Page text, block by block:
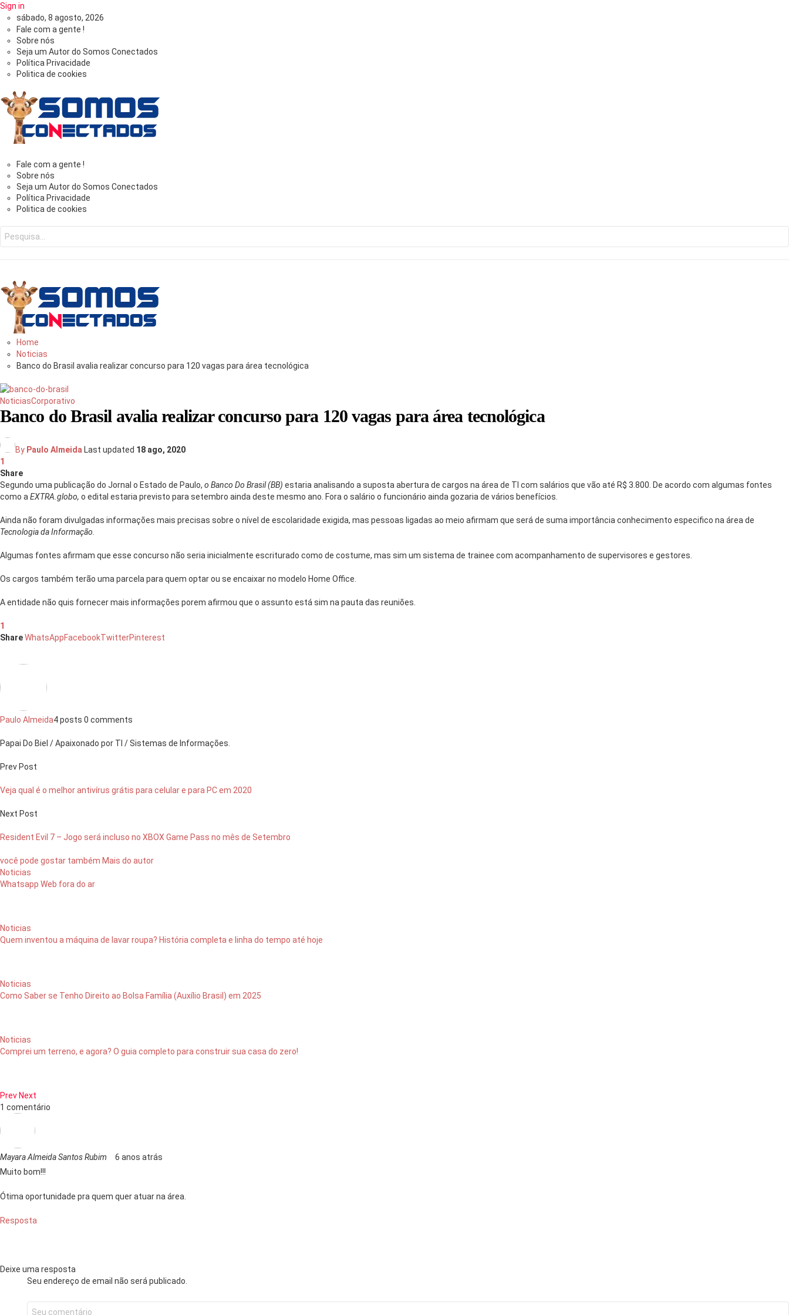
Sign in
sábado, 8 agosto, 2026
Fale com a gente !
Sobre nós
Seja um Autor do Somos Conectados
Política Privacidade
Politica de cookies
Somos
Conectados
-
bem
informado
Fale com a gente !
Sobre nós
Seja um Autor do Somos Conectados
Política Privacidade
Politica de cookies
Home
Noticias
Banco do Brasil avalia realizar concurso para 120 vagas para área tecnológica
NoticiasCorporativo
Banco do Brasil avalia realizar concurso para 120 vagas para área tecnológica
By Paulo Almeida Last updated 18 ago, 2020
1
Share
Segundo uma publicação do Jornal o Estado de Paulo, o Banco Do Brasil (BB) estaria analisando a suposta abertura de cargos na área de TI com salários que vão até R$ 3.800. De acordo com algumas fontes
como a EXTRA.globo, o edital estaria previsto para setembro ainda deste mesmo ano. Fora o salário o funcionário ainda gozaria de vários benefícios.
Ainda não foram divulgadas informações mais precisas sobre o nível de escolaridade exigida, mas pessoas ligadas ao meio afirmam que será de suma importância conhecimento especifico na área de
Tecnologia da Informação.
Algumas fontes afirmam que esse concurso não seria inicialmente escriturado como de costume, mas sim um sistema de trainee com acompanhamento de supervisores e gestores.
Os cargos também terão uma parcela para quem optar ou se encaixar no modelo Home Office.
A entidade não quis fornecer mais informações porem afirmou que o assunto está sim na pauta das reuniões.
1
ShareWhatsAppFacebookTwitterPinterest
Paulo Almeida4 posts 0 comments
Papai Do Biel / Apaixonado por TI / Sistemas de Informações.
Prev Post
Veja qual é o melhor antivírus grátis para celular e para PC em 2020
Next Post
Resident Evil 7 – Jogo será incluso no XBOX Game Pass no mês de Setembro
você pode gostar também Mais do autor
Noticias
Whatsapp Web fora do ar
Noticias
Quem inventou a máquina de lavar roupa? História completa e linha do tempo até hoje
Noticias
Como Saber se Tenho Direito ao Bolsa Família (Auxílio Brasil) em 2025
Noticias
Comprei um terreno, e agora? O guia completo para construir sua casa do zero!
Prev Next
1 comentário
Mayara Almeida Santos Rubim
6 anos atrás
Muito bom!!!
Ótima oportunidade pra quem quer atuar na área.
Resposta
Deixe uma resposta
Seu endereço de email não será publicado.